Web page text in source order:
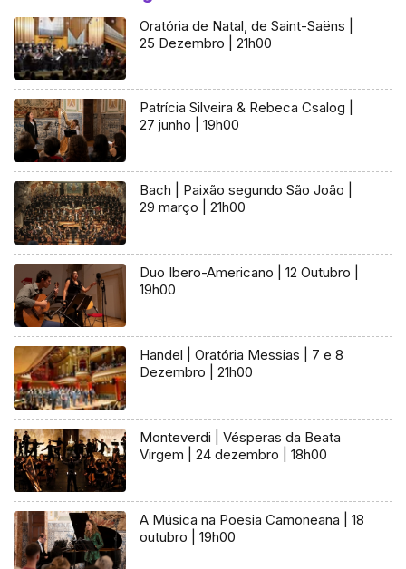
Oratória de Natal, de Saint-Saëns |
25 Dezembro | 21h00
Patrícia Silveira & Rebeca Csalog |
27 junho | 19h00
Bach | Paixão segundo São João |
29 março | 21h00
Duo Ibero-Americano | 12 Outubro |
19h00
Handel | Oratória Messias | 7 e 8
Dezembro | 21h00
Monteverdi | Vésperas da Beata
Virgem | 24 dezembro | 18h00
A Música na Poesia Camoneana | 18
outubro | 19h00